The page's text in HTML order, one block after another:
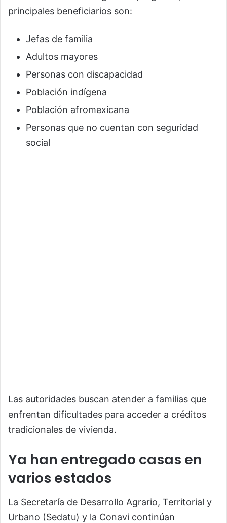
principales beneficiarios son:
Jefas de familia
Adultos mayores
Personas con discapacidad
Población indígena
Población afromexicana
Personas que no cuentan con seguridad
social
Las autoridades buscan atender a familias que
enfrentan dificultades para acceder a créditos
tradicionales de vivienda.
Ya han entregado casas en
varios estados
La Secretaría de Desarrollo Agrario, Territorial y
Urbano (Sedatu) y la Conavi continúan